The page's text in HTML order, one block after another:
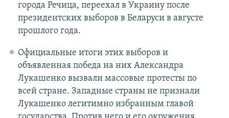
города Речица, переехал в Украину после
президентских выборов в Беларуси в августе
прошлого года.
Официальные итоги этих выборов и
объявленная победа на них Александра
Лукашенко вызвали массовые протесты по
всей стране. Западные страны не признали
Лукашенко легитимно избранным главой